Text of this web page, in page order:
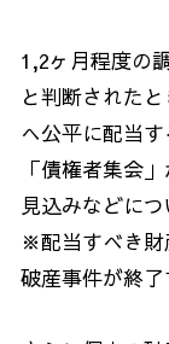
1,2ヶ月程度の
と判断された
へ公平に配当
「債権者集会
見込みなどにつ
※配当すべき財
破産事件が終了